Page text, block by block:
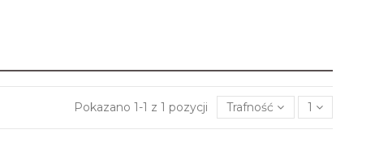
Pokazano 1-1 z 1 pozycji Trafność 1